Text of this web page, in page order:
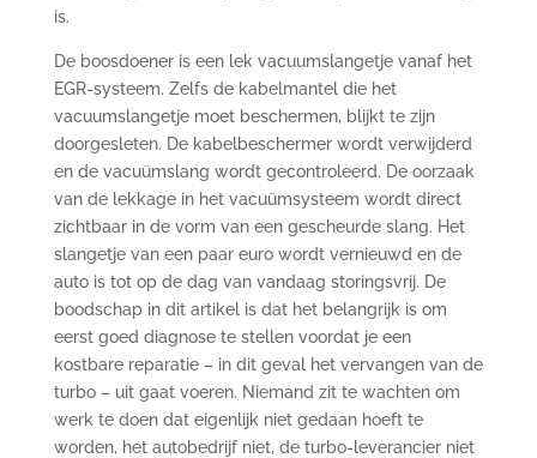
is.
De boosdoener is een lek vacuumslangetje vanaf het
EGR-systeem. Zelfs de kabelmantel die het
vacuumslangetje moet beschermen, blijkt te zijn
doorgesleten. De kabelbeschermer wordt verwijderd
en de vacuümslang wordt gecontroleerd. De oorzaak
van de lekkage in het vacuümsysteem wordt direct
zichtbaar in de vorm van een gescheurde slang. Het
slangetje van een paar euro wordt vernieuwd en de
auto is tot op de dag van vandaag storingsvrij. De
boodschap in dit artikel is dat het belangrijk is om
eerst goed diagnose te stellen voordat je een
kostbare reparatie – in dit geval het vervangen van de
turbo – uit gaat voeren. Niemand zit te wachten om
werk te doen dat eigenlijk niet gedaan hoeft te
worden, het autobedrijf niet, de turbo-leverancier niet